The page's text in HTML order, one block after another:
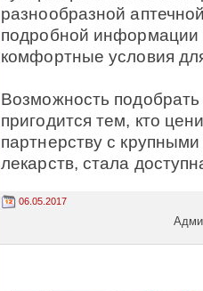
разнообразной
подробной информации
комфортные условия
Возможность
пригодится тем, кто
партнерству с
лекарств, стала
06.05.2017